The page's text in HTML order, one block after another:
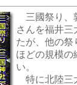
三國祭り、
さんを福井三
たが、他の祭
ほどの規模の
い。
特に北陸三